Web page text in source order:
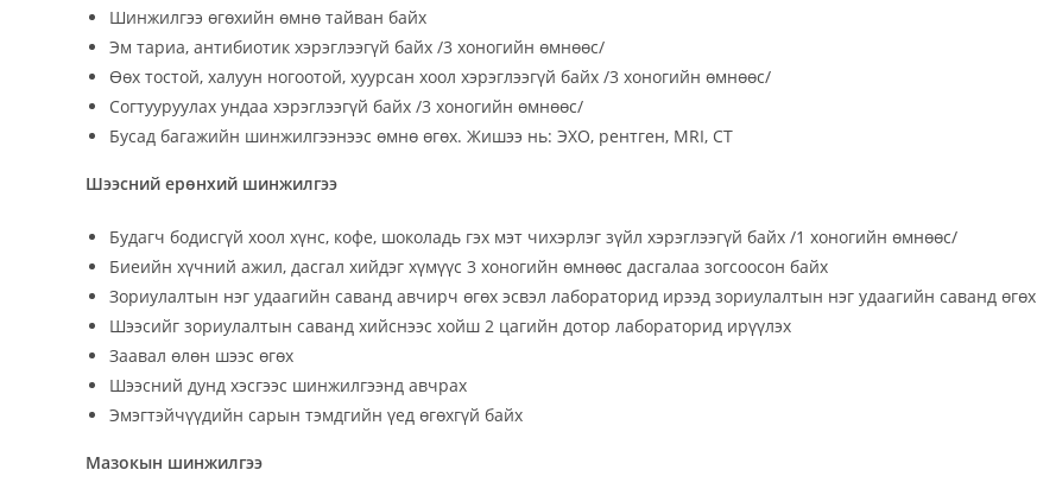
Шинжилгээ өгөхийн өмнө тайван байх
Эм тариа, антибиотик хэрэглээгүй байх /3 хоногийн өмнөөс/
Өөх тостой, халуун ногоотой, хуурсан хоол хэрэглээгүй байх /3 хоногийн өмнөөс/
Согтууруулах ундаа хэрэглээгүй байх /3 хоногийн өмнөөс/
Бусад багажийн шинжилгээнээс өмнө өгөх. Жишээ нь: ЭХО, рентген, MRI, CT
Шээсний ерөнхий шинжилгээ
Будагч бодисгүй хоол хүнс, кофе, шоколадь гэх мэт чихэрлэг зүйл хэрэглээгүй байх /1 хоногийн өмнөөс/
Биеийн хүчний ажил, дасгал хийдэг хүмүүс 3 хоногийн өмнөөс дасгалаа зогсоосон байх
Зориулалтын нэг удаагийн саванд авчирч өгөх эсвэл лабораторид ирээд зориулалтын нэг удаагийн саванд өгөх
Шээсийг зориулалтын саванд хийснээс хойш 2 цагийн дотор лабораторид ирүүлэх
Заавал өлөн шээс өгөх
Шээсний дунд хэсгээс шинжилгээнд авчрах
Эмэгтэйчүүдийн сарын тэмдгийн үед өгөхгүй байх
Мазокын шинжилгээ